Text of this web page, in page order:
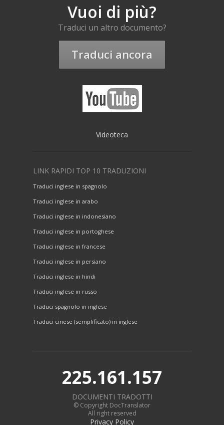
Vuoi di più?
Traduci un altro documento?
Traduci ancora
Videoteca
LINK RAPIDI TOP 10 TRADUZIONI
Traduci inglese in spagnolo
Traduci inglese in arabo
Traduci inglese in indonesiano
Traduci inglese in portoghese
Traduci inglese in francese
Traduci inglese in persiano
Traduci inglese in hindi
Traduci inglese in russo
Traduci spagnolo in inglese
Traduci cinese (semplificato) in inglese
225.161.157
DOCUMENTI TRADOTTI
© Copyright DocTranslator
All right reserved
Privacy Policy